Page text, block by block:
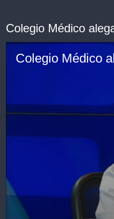
Colegio Médico
Colegio Médico